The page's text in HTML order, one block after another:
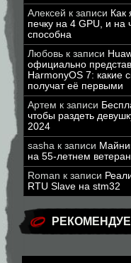
Алексей к записи Как
печку на 4 GPU, и на
способна
Любовь к записи
официально
HarmonyOS 7: какие
получат её первыми
Артем к записи
чтобы раздеть
2024
sasha к записи
на 55-летнем
Roman к записи
RTU Slave на stm32